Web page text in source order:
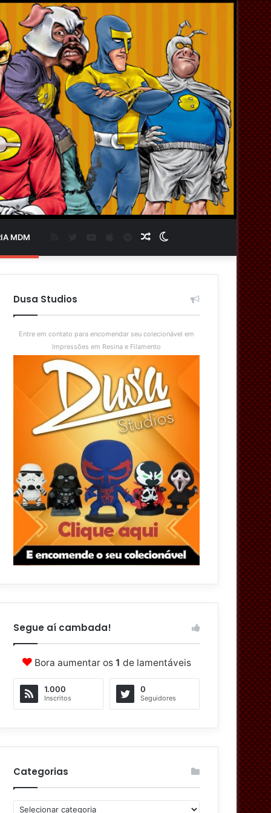
MDM
skin
Artigo
aleatório
Spotify
Dusa Studios
Entre em contato para encomendar seu colecionável em
Impressões em Resina e Filamento
Segue aí cambada!
Bora aumentar os 1 de lamentáveis
1.000
Inscritos
0
Seguidores
Categorias